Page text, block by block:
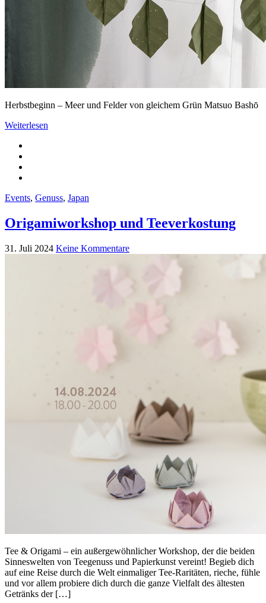
Herbstbeginn – Meer und Felder von gleichem Grün Matsuo Bashō
Weiterlesen
Events, Genuss, Japan
Origamiworkshop und Teeverkostung
31. Juli 2024 Keine Kommentare
Tee & Origami – ein außergewöhnlicher Workshop, der die beiden
Sinneswelten von Teegenuss und Papierkunst vereint! Begieb dich
auf eine Reise durch die Welt einmaliger Tee-Raritäten, rieche, fühle
und vor allem probiere dich durch die ganze Vielfalt des ältesten
Getränks der […]